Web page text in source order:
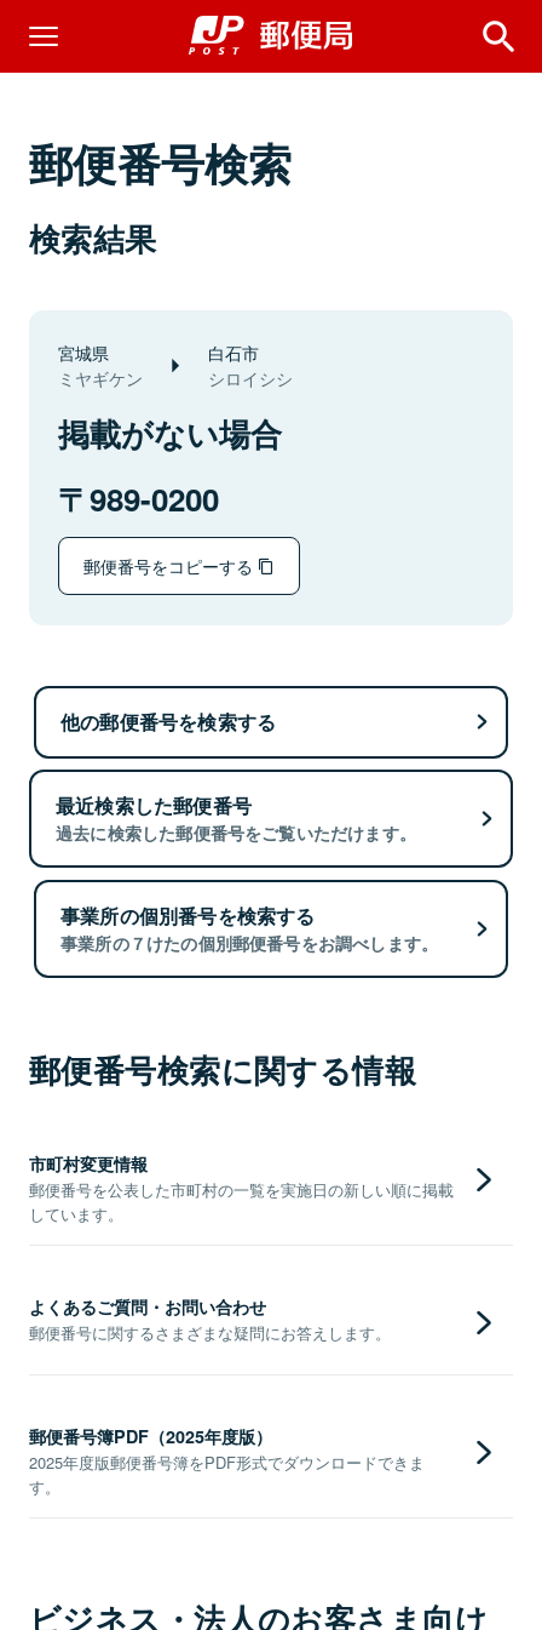
郵便番号検索
検索結果
宮城県
ミヤギケン
白石市
シロイシシ
掲載がない場合
989-0200
郵便番号をコピーする
他の郵便番号を検索する
最近検索した郵便番号
過去に検索した郵便番号をご覧いただけます。
事業所の個別番号を検索する
事業所の７けたの個別郵便番号をお調べします。
郵便番号検索に関する情報
市町村変更情報
郵便番号を公表した市町村の一覧を実施日の新しい順に掲載
しています。
よくあるご質問・お問い合わせ
郵便番号に関するさまざまな疑問にお答えします。
郵便番号簿PDF（2025年度版）
2025年度版郵便番号簿をPDF形式でダウンロードできま
す。
ビジネス・法人のお客さま向け